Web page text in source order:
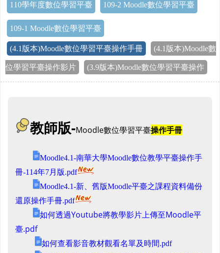
110學年度數位學習平臺 109-2 Moodle數位學習平臺
109-1 Moodle數位學習平臺
(4.1版本)Moodle數位學習平臺操作手冊 (4.1版本)Moodle數
位學習平臺操作影片 (3.9版本)Moodle數位學習平臺操作
教師版-Moodle數位學習平臺操作手冊
Moodle4.1-南華大學Moodle數位教學平臺操作手
冊-114年7月版.pdf
Moodle4.1-新、舊版Moodle平臺之課程資料備份
還原操作手冊.pdf
如何透過Youtube將教學影片上傳至Moodle平
臺.pdf
如何查看影音教材觀看名單及時間.pdf